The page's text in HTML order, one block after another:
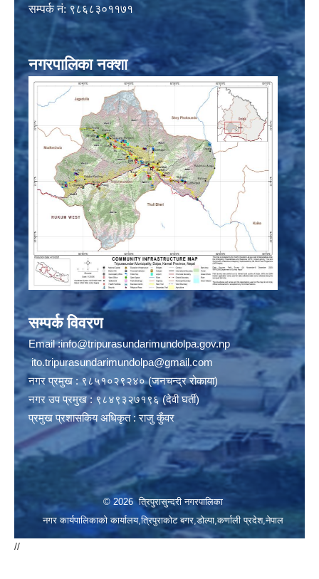
सम्पर्क नं: ९८६८३०११७१
नगरपालिका नक्शा
सम्पर्क विवरण
Email :info@tripurasundarimundolpa.gov.np
ito.tripurasundarimundolpa@gmail.com
नगर प्रमुख : ९८५१०२९२४० (जनचन्द्र रोकाया)
नगर उप प्रमुख : ९८४९३२७१९६ (देवी घर्ती)
प्रमुख प्रशासकिय अधिकृत : राजु कुँवर
© 2026 त्रिपुरासुन्दरी नगरपालिका
नगर कार्यपालिकाको कार्यालय,त्रिपुराकोट बगर,डोल्पा,कर्णाली प्रदेश,नेपाल
//